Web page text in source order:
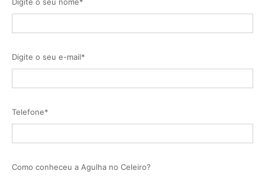
Digite o seu e-mail*
Telefone*
Como conheceu a Agulha no Celeiro?